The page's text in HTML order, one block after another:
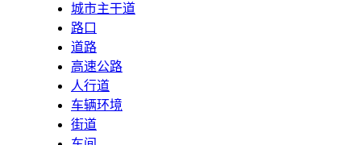
城市主干道
路口
道路
高速公路
人行道
车辆环境
街道